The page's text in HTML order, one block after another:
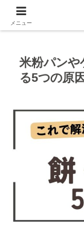
米粉マ
米粉パンや
る5つの原
メニュー